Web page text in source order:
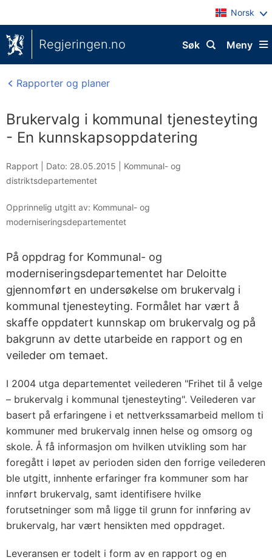
Norsk
Regjeringen.no Meny
Søk
Rapporter og planer
Brukervalg i kommunal tjenesteyting
- En kunnskapsoppdatering
Rapport | Dato: 28.05.2015
Kommunal- og
distriktsdepartementet
Opprinnelig utgitt av: Kommunal- og
moderniseringsdepartementet
På oppdrag for Kommunal- og
moderniseringsdepartementet har Deloitte
gjennomført en undersøkelse om brukervalg i
kommunal tjenesteyting. Formålet har vært å
skaffe oppdatert kunnskap om brukervalg og på
bakgrunn av dette utarbeide en rapport og en
veileder om temaet.
I 2004 utga departementet veilederen "Frihet til å velge
– brukervalg i kommunal tjenesteyting". Veilederen var
basert på erfaringene i et nettverkssamarbeid mellom ti
kommuner med brukervalg innen helse og omsorg og
skole. Å få informasjon om hvilken utvikling som har
foregått i løpet av perioden siden den forrige veilederen
ble utgitt, innhente erfaringer fra kommuner som har
innført brukervalg, samt identifisere hvilke
forutsetninger som må ligge til grunn for innføring av
brukervalg, har vært hensikten med oppdraget.
Leveransen er todelt i form av en rapport og en